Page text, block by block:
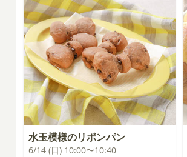
水玉模様のリボンパン
6/14 (日) 10:00〜10:40